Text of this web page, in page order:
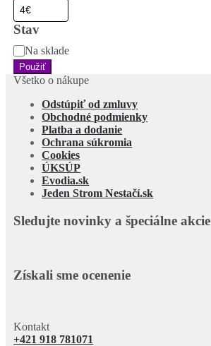
Stav
StavNa sklade
Použiť
Všetko o nákupe
Odstúpiť od zmluvy
Obchodné podmienky
Platba a dodanie
Ochrana súkromia
Cookies
ÚKSÚP
Evodia.sk
Jeden Strom Nestačí.sk
Sledujte novinky a špeciálne akcie
Získali sme ocenenie
Kontakt
+421 918 781071